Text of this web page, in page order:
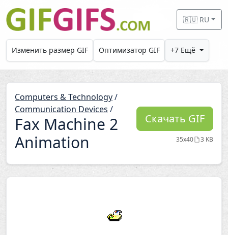
Skip to main content
🇷🇺 RU
Изменить размер GIF Оптимизатор GIF +7 Ещё
Computers & Technology/
Communication Devices /
Fax Machine 2
Animation
Скачать GIF
35x40 3 KB